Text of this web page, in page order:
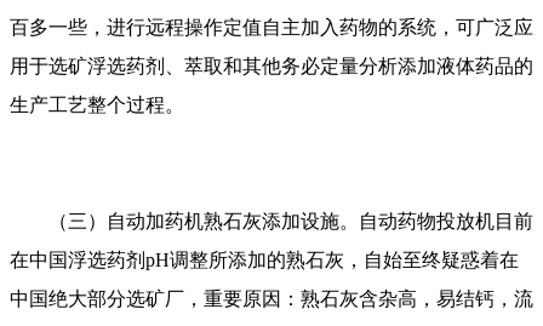
百多一些，进行远程操作定值自主加入药物的系统，可广泛应
用于选矿浮选药剂、萃取和其他务必定量分析添加液体药品的
生产工艺整个过程。
（三）自动加药机熟石灰添加设施。自动药物投放机目前
在中国浮选药剂pH调整所添加的熟石灰，自始至终疑惑着在
中国绝大部分选矿厂，重要原因：熟石灰含杂高，易结钙，流